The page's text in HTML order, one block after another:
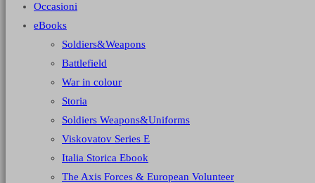
Occasioni
eBooks
Soldiers&Weapons
Battlefield
War in colour
Storia
Soldiers Weapons&Uniforms
Viskovatov Series E
Italia Storica Ebook
The Axis Forces & European Volunteer